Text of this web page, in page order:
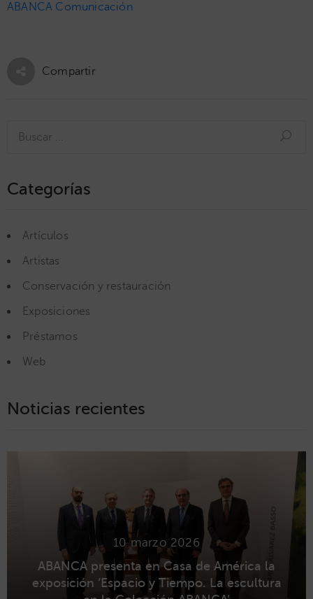
ABANCA Comunicación
Compartir
Categorías
Artículos
Artistas
Conservación y restauración
Exposiciones
Préstamos
Web
Noticias recientes
10 marzo 2026
ABANCA presenta en Casa de América la
exposición ‘Espacio y Tiempo. La escultura